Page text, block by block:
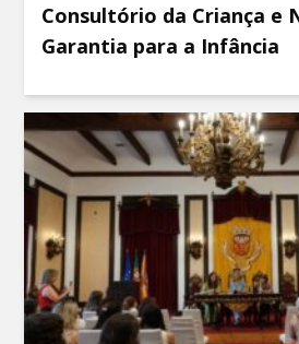
Consultório da Criança e
Garantia para a Infância